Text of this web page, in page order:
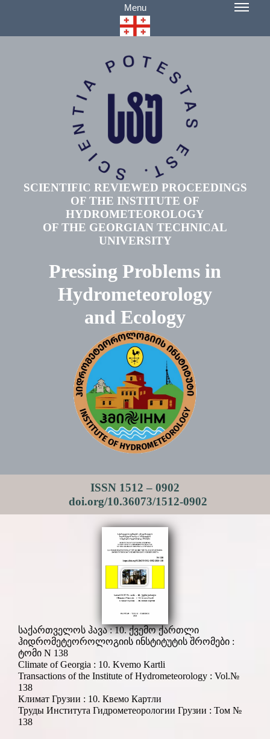
Menu
SCIENTIFIC REVIEWED PROCEEDINGS
OF THE INSTITUTE OF
HYDROMETEOROLOGY
OF THE GEORGIAN TECHNICAL
UNIVERSITY
Pressing Problems in
Hydrometeorology
and Ecology
ISSN 1512 – 0902
doi.org/10.36073/1512-0902
საქართველოს ჰავა : 10. ქვემო ქართლი
ჰიდრომეტეოროლოგიის ინსტიტუტის შრომები :
ტომი N 138
Climate of Georgia : 10. Kvemo Kartli
Transactions of the Institute of Hydrometeorology : Vol.№
138
Климат Грузии : 10. Квемо Картли
Труды Института Гидрометеорологии Грузии : Том №
138